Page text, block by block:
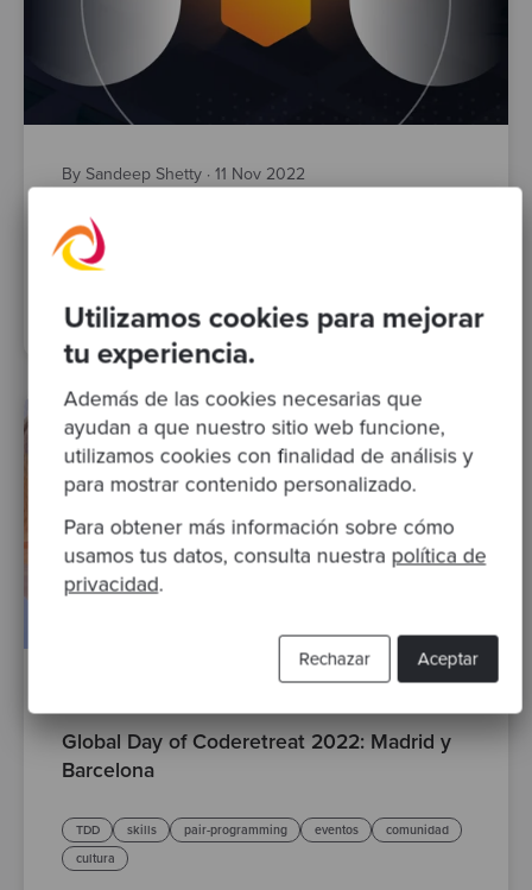
Utilizamos cookies para mejorar
tu experiencia.
Además de las cookies necesarias que
ayudan a que nuestro sitio web funcione,
utilizamos cookies con finalidad de análisis y
para mostrar contenido personalizado.
Para obtener más información sobre cómo
usamos tus datos, consulta nuestra política de
privacidad.
Aceptar
Rechazar
By Sandeep Shetty · 11 Nov 2022
Pair Programming Simplificado
software processes
Global Day of Coderetreat 2022: Madrid y
Barcelona
TDD skills pair-programming eventos
comunidad
cultura